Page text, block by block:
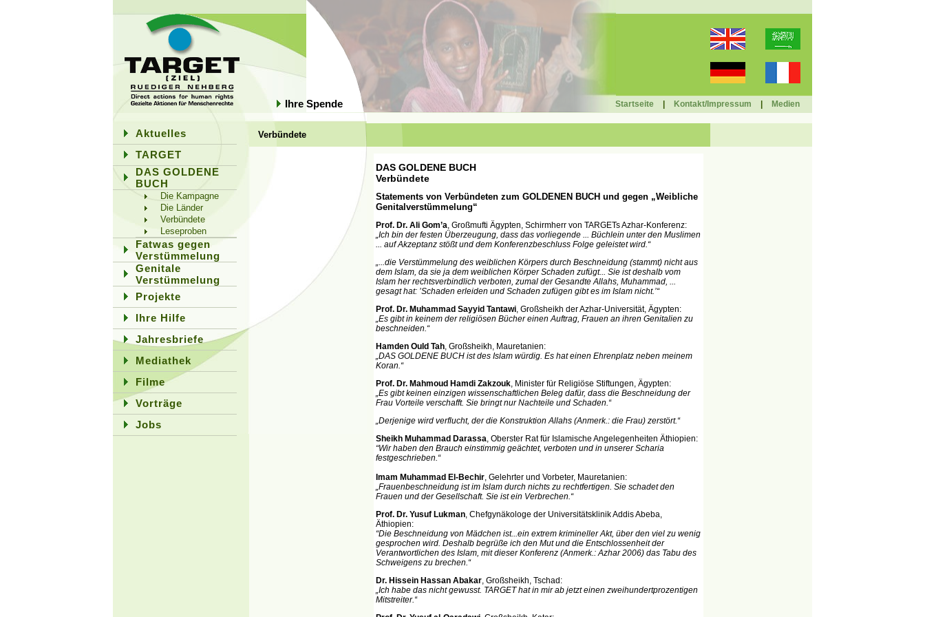
Ihre Spende Startseite Kontakt/Impressum Medien
Aktuelles
TARGET
DAS GOLDENE
BUCH
Die Kampagne
Die Länder
Verbündete
Leseproben
Fatwas gegen
Verstümmelung
Genitale
Verstümmelung
Projekte
Ihre Hilfe
Jahresbriefe
Mediathek
Filme
Vorträge
Jobs
Verbündete
DAS GOLDENE BUCH
Verbündete
Statements von Verbündeten zum GOLDENEN BUCH und gegen „Weibliche
Genitalverstümmelung“
Prof. Dr. Ali Gom’a, Großmufti Ägypten, Schirmherr von TARGETs Azhar-Konferenz:
„Ich bin der festen Überzeugung, dass das vorliegende ... Büchlein unter den Muslimen
... auf Akzeptanz stößt und dem Konferenzbeschluss Folge geleistet wird.“
„...die Verstümmelung des weiblichen Körpers durch Beschneidung (stammt) nicht aus
dem Islam, da sie ja dem weiblichen Körper Schaden zufügt... Sie ist deshalb vom
Islam her rechtsverbindlich verboten, zumal der Gesandte Allahs, Muhammad, ...
gesagt hat: ’Schaden erleiden und Schaden zufügen gibt es im Islam nicht.’“
Prof. Dr. Muhammad Sayyid Tantawi, Großsheikh der Azhar-Universität, Ägypten:
„Es gibt in keinem der religiösen Bücher einen Auftrag, Frauen an ihren Genitalien zu
beschneiden.“
Hamden Ould Tah, Großsheikh, Mauretanien:
„DAS GOLDENE BUCH ist des Islam würdig. Es hat einen Ehrenplatz neben meinem
Koran.“
Prof. Dr. Mahmoud Hamdi Zakzouk, Minister für Religiöse Stiftungen, Ägypten:
„Es gibt keinen einzigen wissenschaftlichen Beleg dafür, dass die Beschneidung der
Frau Vorteile verschafft. Sie bringt nur Nachteile und Schaden.“
„Derjenige wird verflucht, der die Konstruktion Allahs (Anmerk.: die Frau) zerstört.“
Sheikh Muhammad Darassa, Oberster Rat für Islamische Angelegenheiten Äthiopien:
“Wir haben den Brauch einstimmig geächtet, verboten und in unserer Scharia
festgeschrieben.“
Imam Muhammad El-Bechir, Gelehrter und Vorbeter, Mauretanien:
„Frauenbeschneidung ist im Islam durch nichts zu rechtfertigen. Sie schadet den
Frauen und der Gesellschaft. Sie ist ein Verbrechen.“
Prof. Dr. Yusuf Lukman, Chefgynäkologe der Universitätsklinik Addis Abeba,
Äthiopien:
“Die Beschneidung von Mädchen ist...ein extrem krimineller Akt, über den viel zu wenig
gesprochen wird. Deshalb begrüße ich den Mut und die Entschlossenheit der
Verantwortlichen des Islam, mit dieser Konferenz (Anmerk.: Azhar 2006) das Tabu des
Schweigens zu brechen.“
Dr. Hissein Hassan Abakar, Großsheikh, Tschad:
„Ich habe das nicht gewusst. TARGET hat in mir ab jetzt einen zweihundertprozentigen
Mitstreiter.“